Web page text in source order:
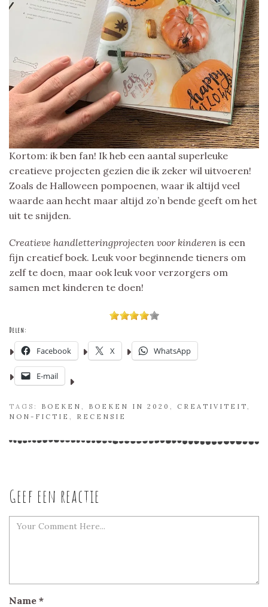
Kortom: ik ben fan! Ik heb een aantal superleuke
creatieve projecten gezien die ik zeker wil uitvoeren!
Zoals de Halloween pompoenen, waar ik altijd veel
waarde aan hecht maar altijd zo’n bende geeft om het
uit te snijden.
Creatieve handletteringprojecten voor kinderen is een
fijn creatief boek. Leuk voor beginnende tieners om
zelf te doen, maar ook leuk voor verzorgers om
samen met kinderen te doen!
Delen:
Facebook X WhatsApp
E-mail
TAGS: BOEKEN BOEKEN IN 2020 CREATIVITEIT
NON-FICTIE
RECENSIE
Geef een reactie
Name *